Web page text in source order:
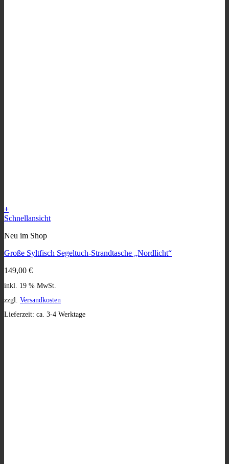
+
Schnellansicht
Neu im Shop
Große Syltfisch Segeltuch-Strandtasche „Nordlicht“
149,00 €
inkl. 19 % MwSt.
zzgl. Versandkosten
Lieferzeit: ca. 3-4 Werktage